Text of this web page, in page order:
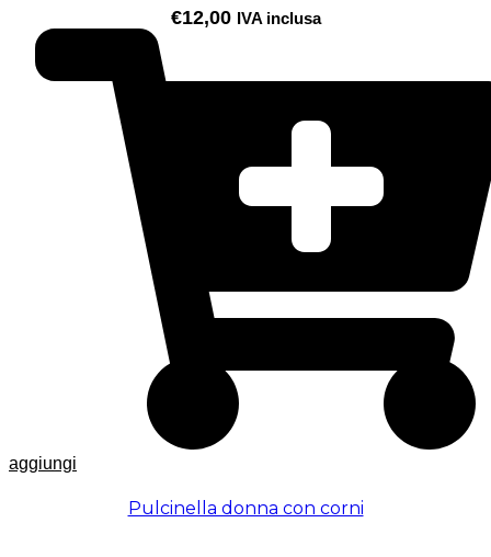
€12,00 IVA inclusa
aggiungi
Pulcinella donna con corni